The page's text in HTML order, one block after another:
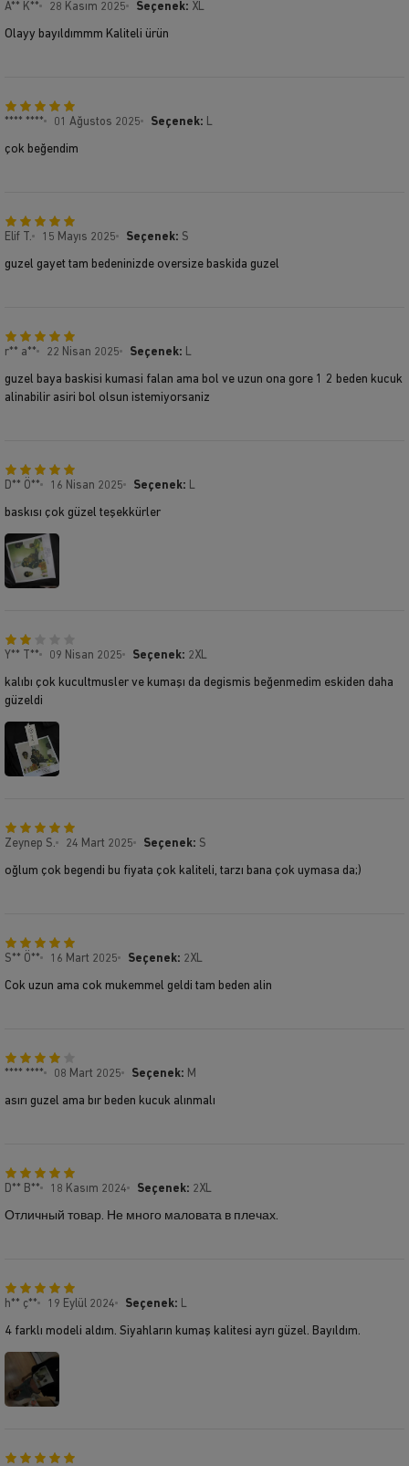
A** K** 28 Kasım 2025 Seçenek: XL
Olayy bayıldımmm Kaliteli ürün
**** **** 01 Ağustos 2025 Seçenek: L
çok beğendim
Elif T. 15 Mayıs 2025 Seçenek: S
guzel gayet tam bedeninizde oversize baskida guzel
r** a** 22 Nisan 2025 Seçenek: L
guzel baya baskisi kumasi falan ama bol ve uzun ona gore 1 2 beden kucuk
alinabilir asiri bol olsun istemiyorsaniz
D** Ö** 16 Nisan 2025 Seçenek: L
baskısı çok güzel teşekkürler
Y** T** 09 Nisan 2025 Seçenek: 2XL
kalıbı çok kucultmusler ve kumaşı da degismis beğenmedim eskiden daha
güzeldi
Zeynep S. 24 Mart 2025 Seçenek: S
oğlum çok begendi bu fiyata çok kaliteli, tarzı bana çok uymasa da;)
S** Ö** 16 Mart 2025 Seçenek: 2XL
Cok uzun ama cok mukemmel geldi tam beden alin
**** **** 08 Mart 2025 Seçenek: M
asırı guzel ama bır beden kucuk alınmalı
D** B** 18 Kasım 2024 Seçenek: 2XL
Отличный товар. Не много маловата в плечах.
h** ç** 19 Eylül 2024 Seçenek: L
4 farklı modeli aldım. Siyahların kumaş kalitesi ayrı güzel. Bayıldım.